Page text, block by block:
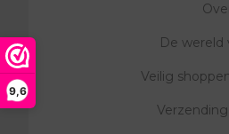
9,6
De wereld
Veilig